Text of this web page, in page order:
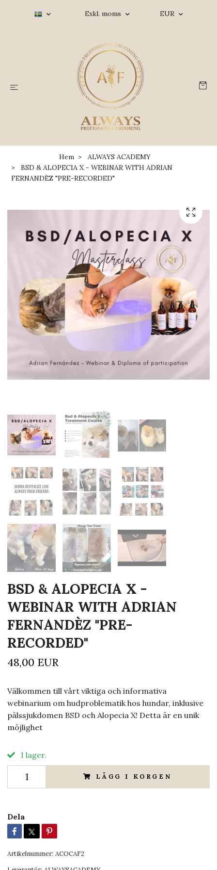
Exkl. moms EUR
Hem
ALWAYS ACADEMY
BSD & ALOPECIA X - WEBINAR WITH ADRIAN
FERNANDÈZ "PRE-RECORDED"
BSD & ALOPECIA X -
WEBINAR WITH ADRIAN
FERNANDÈZ "PRE-
RECORDED"
48,00 EUR
Välkommen till vårt viktiga och informativa
webinarium om hudproblematik hos hundar, inklusive
pälssjukdomen BSD och Alopecia X! Detta är en unik
möjlighet
I lager.
LÄGG I KORGEN
Dela
Artikelnummer: ACOCAF2